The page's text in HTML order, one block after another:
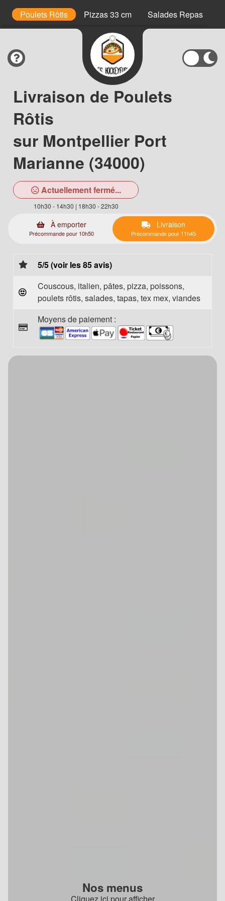
Poulets Rôtis Pizzas 33 cm Salades Repas
Livraison de Poulets
Rôtis
sur Montpellier Port
Marianne (34000)
Actuellement fermé...
10h30 - 14h30 | 18h30 - 22h30
À emporter
Précommande pour 10h50
Livraison
Précommande pour 11h45
5/5 (voir les 85 avis)
Couscous, italien, pâtes, pizza, poissons,
poulets rôtis, salades, tapas, tex mex, viandes
Moyens de paiement :
Nos menus